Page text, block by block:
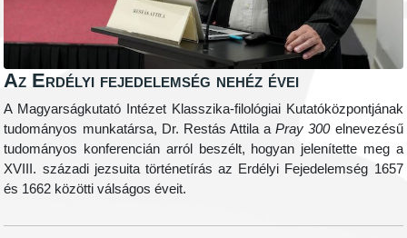
Az Erdélyi fejedelemség nehéz évei
A Magyarságkutató Intézet Klasszika-filológiai Kutatóközpontjának
tudományos munkatársa, Dr. Restás Attila aPray 300elnevezésű
tudományos konferencián arról beszélt, hogyan jelenítette meg a
XVIII. századi jezsuita történetírás az Erdélyi Fejedelemség 1657
és 1662 közötti válságos éveit.